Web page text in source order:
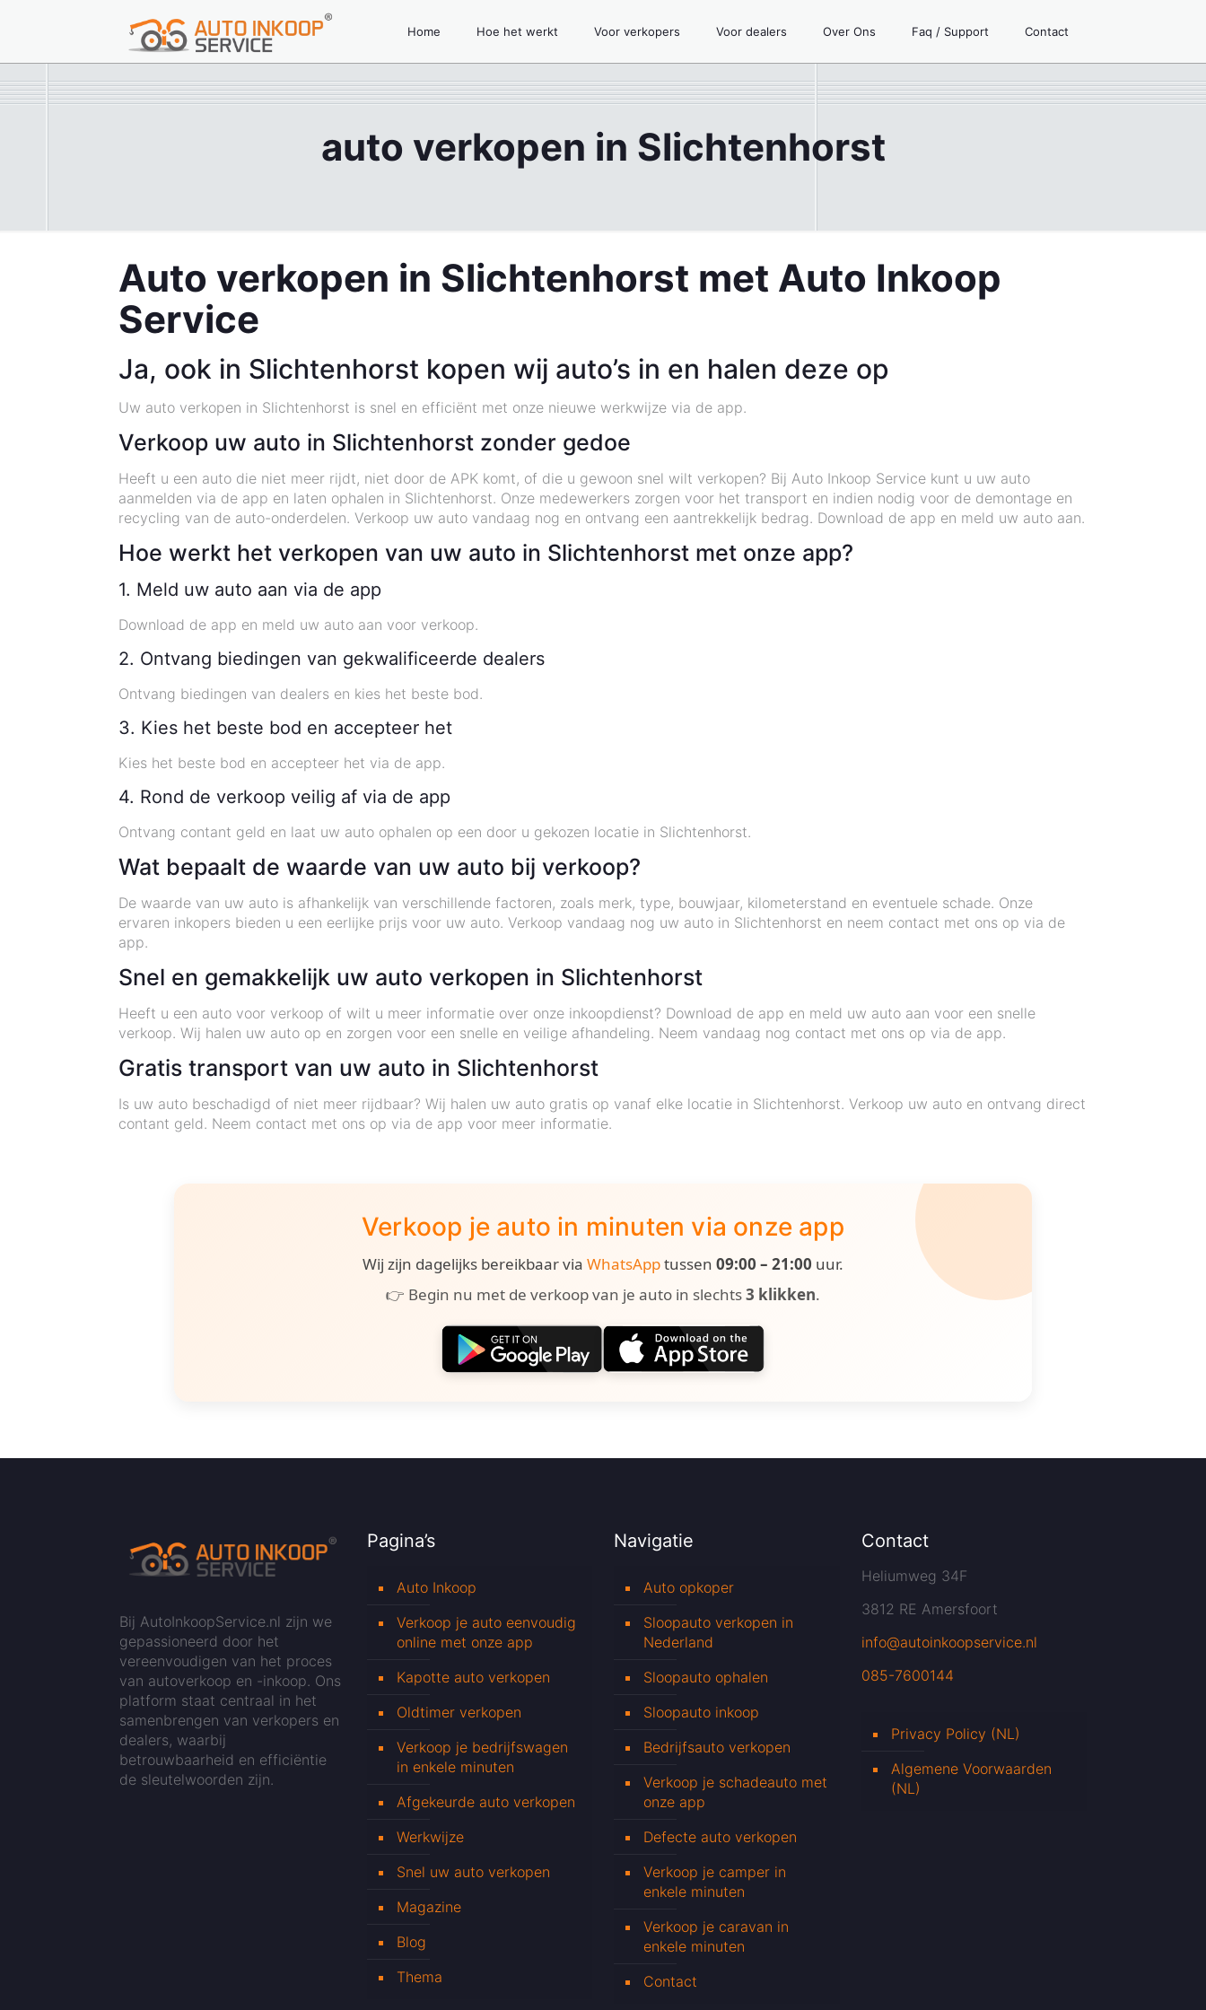
Home Hoe het werkt Voor verkopers Voor dealers Over Ons Faq / Support Contact
auto verkopen in Slichtenhorst
Auto verkopen in Slichtenhorst met Auto Inkoop
Service
Ja, ook in Slichtenhorst kopen wij auto’s in en halen deze op
Uw auto verkopen in Slichtenhorst is snel en efficiënt met onze nieuwe werkwijze via de app.
Verkoop uw auto in Slichtenhorst zonder gedoe
Heeft u een auto die niet meer rijdt, niet door de APK komt, of die u gewoon snel wilt verkopen? Bij Auto Inkoop Service kunt u uw auto
aanmelden via de app en laten ophalen in Slichtenhorst. Onze medewerkers zorgen voor het transport en indien nodig voor de demontage en
recycling van de auto-onderdelen. Verkoop uw auto vandaag nog en ontvang een aantrekkelijk bedrag. Download de app en meld uw auto aan.
Hoe werkt het verkopen van uw auto in Slichtenhorst met onze app?
1. Meld uw auto aan via de app
Download de app en meld uw auto aan voor verkoop.
2. Ontvang biedingen van gekwalificeerde dealers
Ontvang biedingen van dealers en kies het beste bod.
3. Kies het beste bod en accepteer het
Kies het beste bod en accepteer het via de app.
4. Rond de verkoop veilig af via de app
Ontvang contant geld en laat uw auto ophalen op een door u gekozen locatie in Slichtenhorst.
Wat bepaalt de waarde van uw auto bij verkoop?
De waarde van uw auto is afhankelijk van verschillende factoren, zoals merk, type, bouwjaar, kilometerstand en eventuele schade. Onze
ervaren inkopers bieden u een eerlijke prijs voor uw auto. Verkoop vandaag nog uw auto in Slichtenhorst en neem contact met ons op via de
app.
Snel en gemakkelijk uw auto verkopen in Slichtenhorst
Heeft u een auto voor verkoop of wilt u meer informatie over onze inkoopdienst? Download de app en meld uw auto aan voor een snelle
verkoop. Wij halen uw auto op en zorgen voor een snelle en veilige afhandeling. Neem vandaag nog contact met ons op via de app.
Gratis transport van uw auto in Slichtenhorst
Is uw auto beschadigd of niet meer rijdbaar? Wij halen uw auto gratis op vanaf elke locatie in Slichtenhorst. Verkoop uw auto en ontvang direct
contant geld. Neem contact met ons op via de app voor meer informatie.
Verkoop je auto in minuten via onze app
Wij zijn dagelijks bereikbaar via WhatsApptussen 09:00 – 21:00 uur.
👉 Begin nu met de verkoop van je auto in slechts3 klikken.
Bij AutoInkoopService.nl zijn we
gepassioneerd door het
vereenvoudigen van het proces
van autoverkoop en -inkoop. Ons
platform staat centraal in het
samenbrengen van verkopers en
dealers, waarbij
betrouwbaarheid en efficiëntie
de sleutelwoorden zijn.
Pagina’s
Auto Inkoop
Verkoop je auto eenvoudig
online met onze app
Kapotte auto verkopen
Oldtimer verkopen
Verkoop je bedrijfswagen
in enkele minuten
Afgekeurde auto verkopen
Werkwijze
Snel uw auto verkopen
Magazine
Blog
Thema
Navigatie
Auto opkoper
Sloopauto verkopen in
Nederland
Sloopauto ophalen
Sloopauto inkoop
Bedrijfsauto verkopen
Verkoop je schadeauto met
onze app
Defecte auto verkopen
Verkoop je camper in
enkele minuten
Verkoop je caravan in
enkele minuten
Contact
Contact
Heliumweg 34F
3812 RE Amersfoort
info@autoinkoopservice.nl
085-7600144
Privacy Policy (NL)
Algemene Voorwaarden
(NL)